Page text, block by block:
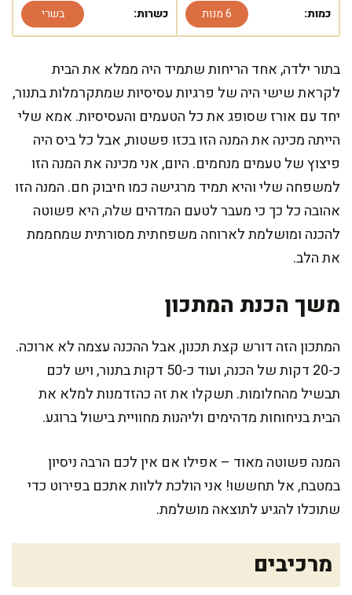
כמות: 6 מנות כשרות: בשרי
בתור ילדה, אחד הריחות שתמיד היה ממלא את הבית
לקראת שישי היה של פרגיות עסיסיות שמתקרמלות בתנור,
יחד עם אורז שסופג את כל הטעמים והעסיסיות. אמא שלי
הייתה מכינה את המנה הזו בכזו פשטות, אבל כל ביס היה
פיצוץ של טעמים מנחמים. היום, אני מכינה את המנה הזו
למשפחה שלי והיא תמיד מרגישה כמו חיבוק חם. המנה הזו
אהובה כל כך כי מעבר לטעם המדהים שלה, היא פשוטה
להכנה ומושלמת לארוחה משפחתית מסורתית שמחממת
את הלב.
משך הכנת המתכון
המתכון הזה דורש קצת תכנון, אבל ההכנה עצמה לא ארוכה.
כ-20 דקות של הכנה, ועוד כ-50 דקות בתנור, ויש לכם
תבשיל מהחלומות. תשקלו את זה כהזדמנות למלא את
הבית בניחוחות מדהימים וליהנות מחוויית בישול ברוגע.
המנה פשוטה מאוד – אפילו אם אין לכם הרבה ניסיון
במטבח, אל תחששו! אני הולכת ללוות אתכם בפירוט כדי
שתוכלו להגיע לתוצאה מושלמת.
מרכיבים